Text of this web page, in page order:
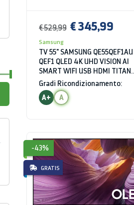
€ 529,99 € 345,99
Samsung
TV 55" SAMSUNG QE55QEF1AU
QEF1 QLED 4K UHD VISION AI
SMART WIFI USB HDMI TITAN
GRAY
Gradi Ricondizionamento:
A+
A
-43%
GRATIS